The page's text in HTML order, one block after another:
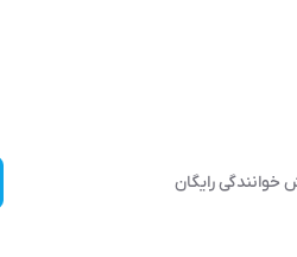
خوانندگی رایگان